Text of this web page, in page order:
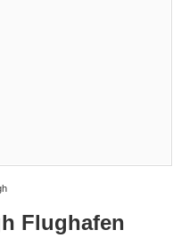
Flughafen